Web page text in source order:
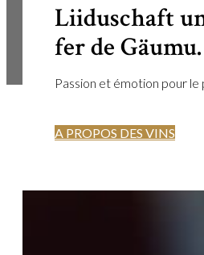
Liiduschaft
fer de Gäumu.
Passion et émotion pour le
A PROPOS DES VINS